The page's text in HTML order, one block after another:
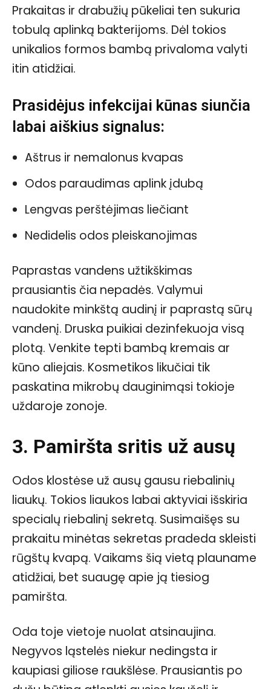
Prakaitas ir drabužių pūkeliai ten sukuria
tobulą aplinką bakterijoms. Dėl tokios
unikalios formos bambą privaloma valyti
itin atidžiai.
Prasidėjus infekcijai kūnas siunčia
labai aiškius signalus:
Aštrus ir nemalonus kvapas
Odos paraudimas aplink įdubą
Lengvas perštėjimas liečiant
Nedidelis odos pleiskanojimas
Paprastas vandens užtikškimas
prausiantis čia nepadės. Valymui
naudokite minkštą audinį ir paprastą sūrų
vandenį. Druska puikiai dezinfekuoja visą
plotą. Venkite tepti bambą kremais ar
kūno aliejais. Kosmetikos likučiai tik
paskatina mikrobų dauginimąsi tokioje
uždaroje zonoje.
3. Pamiršta sritis už ausų
Odos klostėse už ausų gausu riebalinių
liaukų. Tokios liaukos labai aktyviai išskiria
specialų riebalinį sekretą. Susimaišęs su
prakaitu minėtas sekretas pradeda skleisti
rūgštų kvapą. Vaikams šią vietą plauname
atidžiai, bet suaugę apie ją tiesiog
pamiršta.
Oda toje vietoje nuolat atsinaujina.
Negyvos ląstelės niekur nedingsta ir
kaupiasi giliose raukšlėse. Prausiantis po